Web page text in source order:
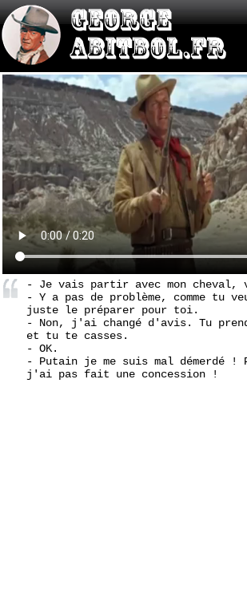
- Je vais partir avec mon cheval,
- Y a pas de problème, comme tu
juste le préparer pour toi.
- Non, j'ai changé d'avis. Tu
et tu te casses.
- OK.
- Putain je me suis mal démerdé !
j'ai pas fait une concession !